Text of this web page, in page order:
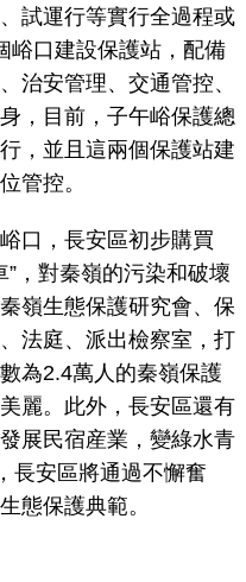
試運行等實行全過程或
峪口建設保護站，配備
治安管理、交通管控、
，目前，子午峪保護總
，並且這兩個保護站建
管控。
，長安區初步購買
，對秦嶺的污染和破壞
嶺生態保護研究會、保
法庭、派出檢察室，打
為2.4萬人的秦嶺保護
麗。此外，長安區還有
展民宿産業，變綠水青
長安區將通過不懈奮
態保護典範。